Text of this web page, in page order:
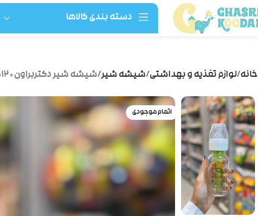
دسته بندی کالاها
خانه لوازم تغذیه و بهداشتی شیشه شیر شیشه شیر دکتربراون۱۲۰میل پیرکس۴۱۶۳۱ خروس
اتمام موجودی